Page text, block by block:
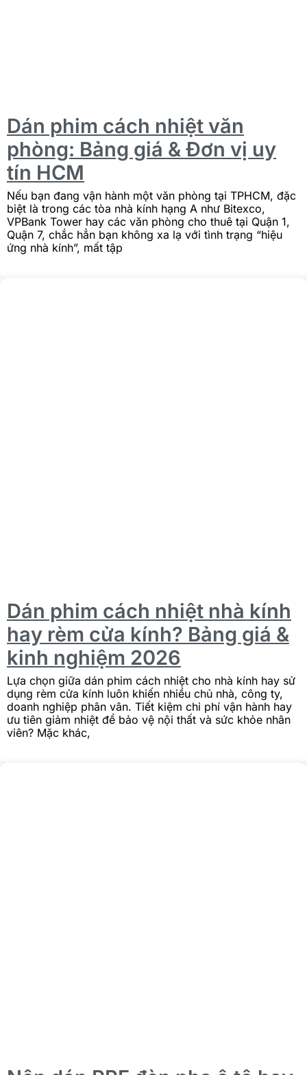
Dán phim cách nhiệt văn
phòng: Bảng giá & Đơn vị uy
tín HCM
Nếu bạn đang vận hành một văn phòng tại TPHCM, đặc
biệt là trong các tòa nhà kính hạng A như Bitexco,
VPBank Tower hay các văn phòng cho thuê tại Quận 1,
Quận 7, chắc hẳn bạn không xa lạ với tình trạng “hiệu
ứng nhà kính”, mất tập
Dán phim cách nhiệt nhà kính
hay rèm cửa kính? Bảng giá &
kinh nghiệm 2026
Lựa chọn giữa dán phim cách nhiệt cho nhà kính hay sử
dụng rèm cửa kính luôn khiến nhiều chủ nhà, công ty,
doanh nghiệp phân vân. Tiết kiệm chi phí vận hành hay
ưu tiên giảm nhiệt để bảo vệ nội thất và sức khỏe nhân
viên? Mặc khác,